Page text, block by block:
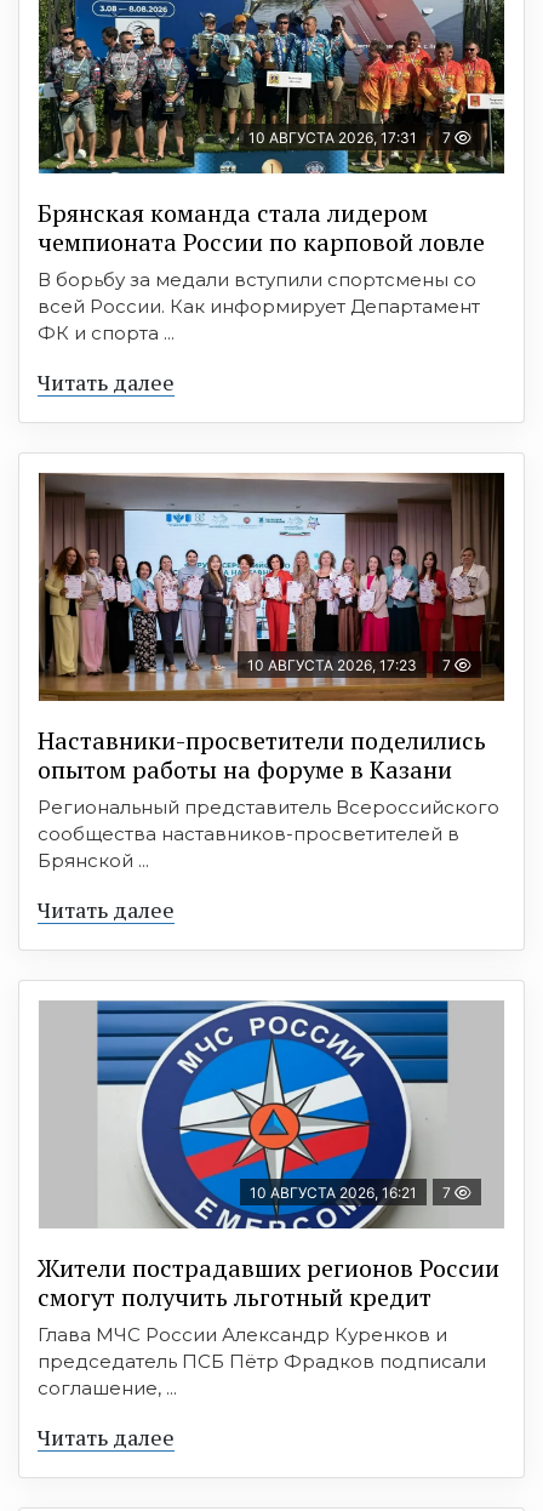
10 АВГУСТА 2026, 17:31 7
Брянская команда стала лидером
чемпионата России по карповой ловле
В борьбу за медали вступили спортсмены со
всей России. Как информирует Департамент
ФК и спорта ...
Читать далее
10 АВГУСТА 2026, 17:23 7
Наставники-просветители поделились
опытом работы на форуме в Казани
Региональный представитель Всероссийского
сообщества наставников-просветителей в
Брянской ...
Читать далее
10 АВГУСТА 2026, 16:21 7
Жители пострадавших регионов России
смогут получить льготный кредит
Глава МЧС России Александр Куренков и
председатель ПСБ Пётр Фрадков подписали
соглашение, ...
Читать далее